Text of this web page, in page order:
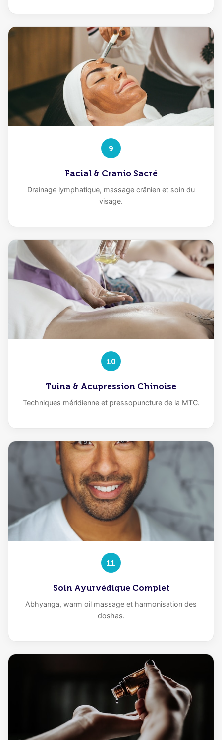
9
Facial & Cranio Sacré
Drainage lymphatique, massage crânien et soin du
visage.
10
Tuina & Acupression Chinoise
Techniques méridienne et pressopuncture de la MTC.
11
Soin Ayurvédique Complet
Abhyanga, warm oil massage et harmonisation des
doshas.